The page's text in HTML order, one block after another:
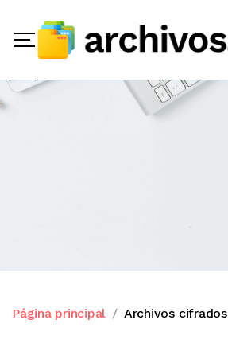
Página principal Archivos cifrados